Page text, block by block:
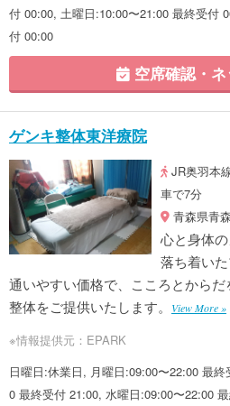
付 00:00, 土曜日:10:00〜21:00 最終受付
付 00:00
空席確認・
ゲンキ整体東洋療院
JR奥羽本
車で7分
青森県青
心と身体
落ち着い
通いやすい価格で、こころとから
整体をご提供いたします。
View More »
※情報提供元：EPARK
日曜日:休業日, 月曜日:09:00〜22:00 最
0 最終受付 21:00, 水曜日:09:00〜22:00